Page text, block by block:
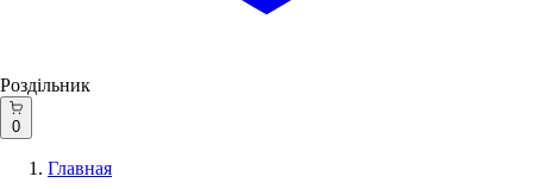
Роздільник
0
Главная